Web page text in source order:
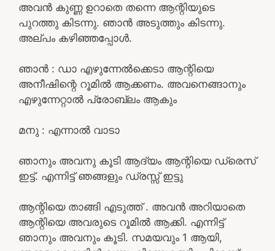
അവൻ കുണ്ണ ഉറാതെ തന്നെ ആന്റിയുടെ
പുറത്തു കിടന്നു. ഞാൻ അടുത്തും കിടന്നു.
അല്പം കഴിഞ്ഞപ്പോൾ.
ഞാൻ : ഡാ എഴുന്നേൽക്കെടാ ആന്റിയെ
അനീഷിന്റെ റൂമിൽ ആക്കണം. അവനെങ്ങാനും
എഴുന്നേറ്റാൽ പ്രോബ്ലം ആകും
മനു : എന്നാൽ വാടാ
ഞാനും അവനു കൂടി ആദ്യം ആന്റിയെ ഡ്രെസ്
ഇട്ട്. എന്നിട്ട് ഞങ്ങളും ഡ്രസ്സ്‌ ഇട്ടു
ആന്റിയെ താങ്ങി എടുത്ത് . അവൻ അറിയാതെ
ആന്റിയെ അവരുടെ റൂമിൽ ആക്കി. എന്നിട്ട്
ഞാനും അവനും കൂടി. സമയവും 1 ആയി,